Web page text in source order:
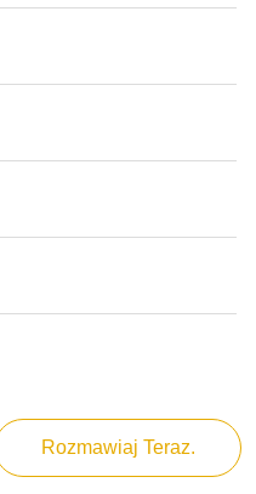
Rozmawiaj Teraz.